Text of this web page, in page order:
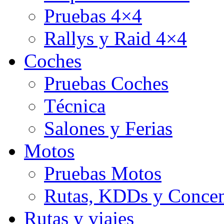
Pruebas 4×4
Rallys y Raid 4×4
Coches
Pruebas Coches
Técnica
Salones y Ferias
Motos
Pruebas Motos
Rutas, KDDs y
Rutas y viajes